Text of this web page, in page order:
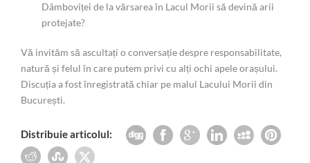
Dâmboviței de la vărsarea în Lacul Morii să devină arii
protejate?
Vă invităm să ascultați o conversație despre responsabilitate,
natură și felul în care putem privi cu alți ochi apele orașului.
Discuția a fost înregistrată chiar pe malul Lacului Morii din
București.
Distribuie articolul: